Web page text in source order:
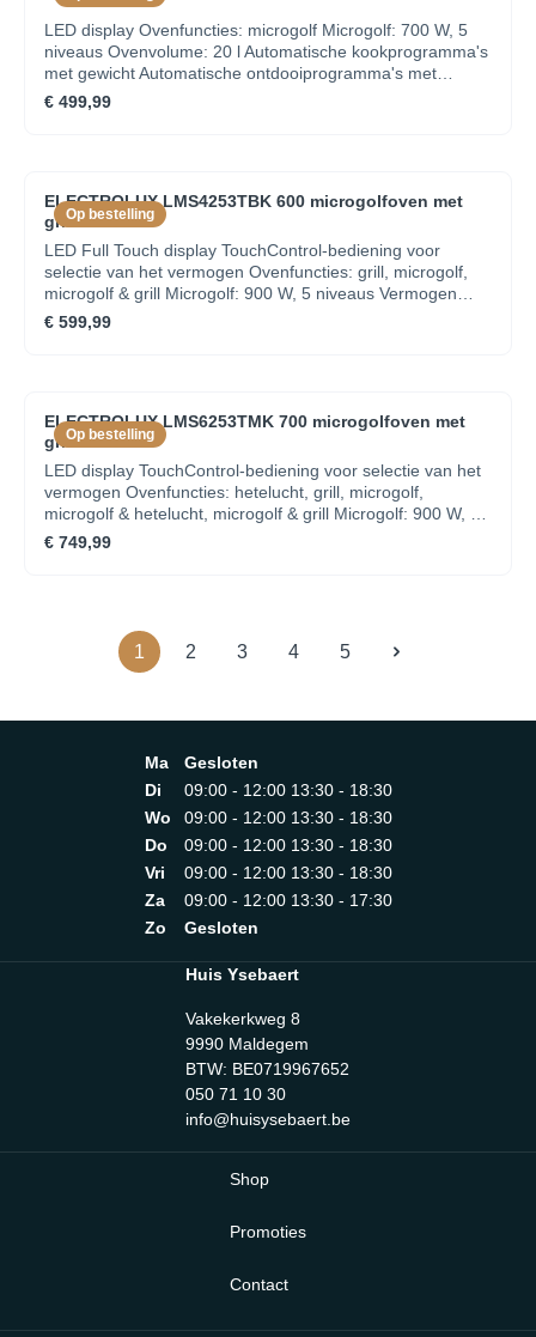
2Restwarmte-indicatieRoosters inbegrepen: 1 Ovenrooster
LED display Ovenfuncties: microgolf Microgolf: 700 W, 5
niveaus Ovenvolume: 20 l Automatische kookprogramma's
met gewicht Automatische ontdooiprogramma's met
gewicht Signaal bij einde kookcyclus Draaiplateau : 245
mm, glas Bedieningsknop voor selectie van het vermogen
€ 499,99
Op bestelling
ELECTROLUX LMS4253TBK 600 microgolfoven met
grill - 38cm
LED Full Touch display TouchControl-bediening voor
selectie van het vermogen Ovenfuncties: grill, microgolf,
microgolf & grill Microgolf: 900 W, 5 niveaus Vermogen
grill: 1000 W Ovenvolume: 23 l Quick start functie voor een
volledig vermogen binnen 30 sec. Automatische
drukknop
€ 599,99
Op bestelling
ELECTROLUX LMS6253TMK 700 microgolfoven met
grill - 38cm
LED display TouchControl-bediening voor selectie van het
vermogen Ovenfuncties: hetelucht, grill, microgolf,
microgolf & hetelucht, microgolf & grill Microgolf: 900 W, 8
niveaus Vermogen grill: 1000 W Ovenvolume: 25 l
Automatische kookprogramma's met gewicht Automatische
Deuropening mechanisme: drukknop
€ 749,99
1 2 3 4 5
Ma
Gesloten
Di
09:00 - 12:00 13:30 - 18:30
Wo
09:00 - 12:00 13:30 - 18:30
Do
09:00 - 12:00 13:30 - 18:30
Vri
09:00 - 12:00 13:30 - 18:30
Za
09:00 - 12:00 13:30 - 17:30
Zo
Gesloten
Huis Ysebaert
Vakekerkweg 8
9990 Maldegem
BTW: BE0719967652
050 71 10 30
info@huisysebaert.be
Shop
Promoties
Contact